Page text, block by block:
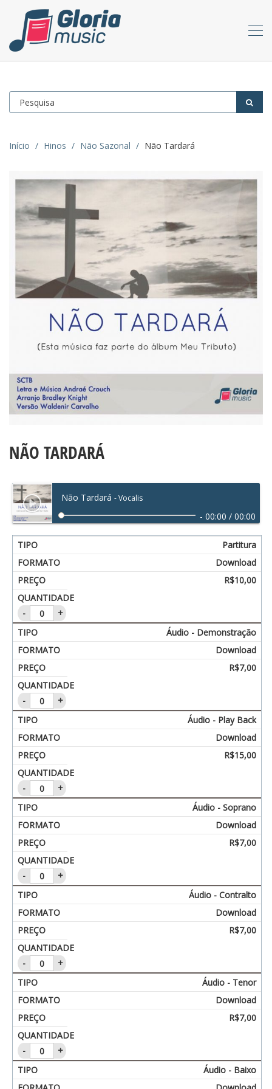
Início Hinos Não Sazonal Não Tardará
NÃO TARDARÁ
Não Tardará - Vocalis
- 00:00 / 00:00
Partitura
Download
R$10,00
-
+
Áudio - Demonstração
Download
R$7,00
-
+
Áudio - Play Back
Download
R$15,00
-
+
Áudio - Soprano
Download
R$7,00
-
+
Áudio - Contralto
Download
R$7,00
-
+
Áudio - Tenor
Download
R$7,00
-
+
Áudio - Baixo